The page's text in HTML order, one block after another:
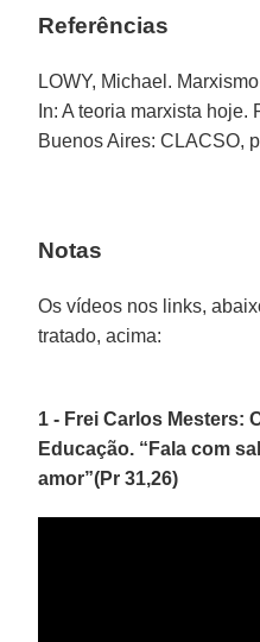
Referências
LOWY, Michael.
In: A teoria marxista
Buenos Aires: CLACSO,
Notas
Os vídeos nos links,
tratado, acima:
1 - Frei Carlos Mesters:
Educação. “Fala com
amor”(Pr 31,26)